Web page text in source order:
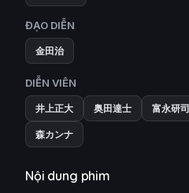
ĐẠO DIỄN
金田治
DIỄN VIÊN
井上正大 奥田達士 富永研司
森カンナ
Nội dung phim